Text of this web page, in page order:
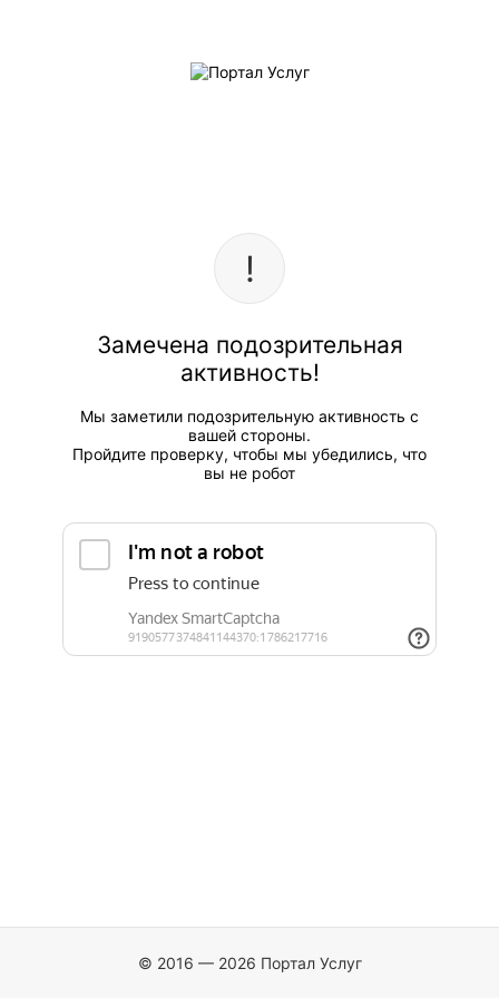
Замечена подозрительная
активность!
Мы заметили подозрительную активность с
вашей стороны.
Пройдите проверку, чтобы мы убедились, что
вы не робот
© 2016 — 2026 Портал Услуг